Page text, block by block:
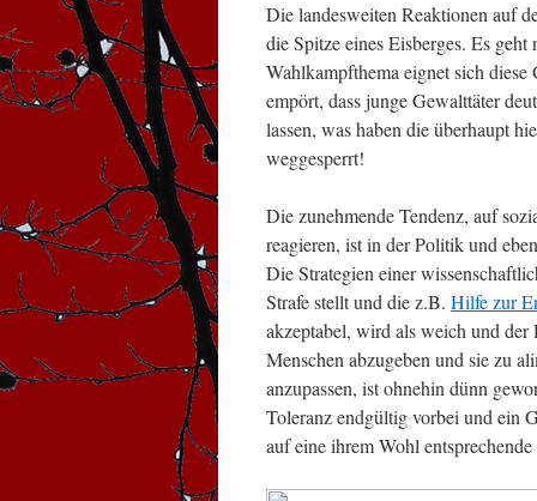
Die landesweiten Reaktionen auf
die Spitze eines Eisberges. Es
Wahlkampfthema eignet sich
empört, dass junge Gewalttäter
lassen, was haben die überhaupt
weggesperrt!
Die zunehmende Tendenz, auf
reagieren, ist in der Politik und
Die Strategien einer
Strafe stellt und die z.B. Hilfe zur
akzeptabel, wird als weich und der
Menschen abzugeben und sie zu
anzupassen, ist ohnehin dünn
Toleranz endgültig vorbei und ein
auf eine ihrem Wohl